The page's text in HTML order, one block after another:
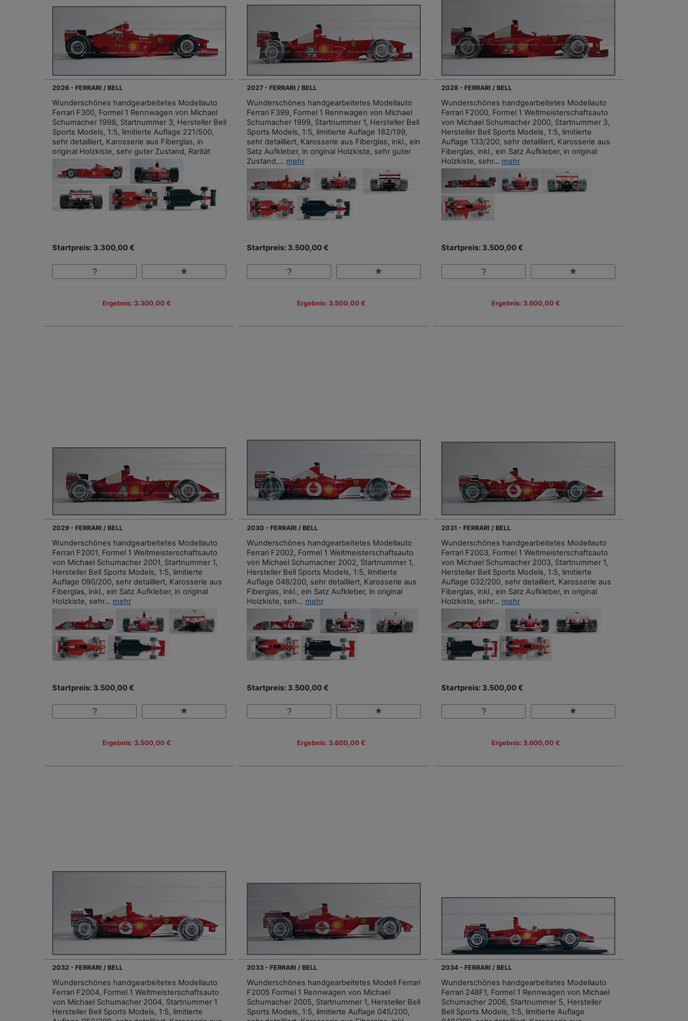
2026 - FERRARI / BELL
Wunderschönes handgearbeitetes Modellauto
Ferrari F300, Formel 1 Rennwagen von Michael
Schumacher 1998, Startnummer 3, Hersteller Bell
Sports Models, 1:5, limitierte Auflage 221/500,
sehr detailliert, Karosserie aus Fiberglas, in
original Holzkiste, sehr guter Zustand, Rarität
Startpreis: 3.300,00 €
Ergebnis: 3.300,00 €
2027 - FERRARI / BELL
Wunderschönes handgearbeitetes Modellauto
Ferrari F399, Formel 1 Rennwagen von Michael
Schumacher 1999, Startnummer 1, Hersteller Bell
Sports Models, 1:5, limitierte Auflage 182/199,
sehr detailliert, Karosserie aus Fiberglas, inkl., ein
Satz Aufkleber, in original Holzkiste, sehr guter
Zustand,... mehr
Startpreis: 3.500,00 €
Ergebnis: 3.500,00 €
2028 - FERRARI / BELL
Wunderschönes handgearbeitetes Modellauto
Ferrari F2000, Formel 1 Weltmeisterschaftsauto
von Michael Schumacher 2000, Startnummer 3,
Hersteller Bell Sports Models, 1:5, limitierte
Auflage 133/200, sehr detailliert, Karosserie aus
Fiberglas, inkl., ein Satz Aufkleber, in original
Holzkiste, sehr... mehr
Startpreis: 3.500,00 €
Ergebnis: 3.600,00 €
2029 - FERRARI / BELL
Wunderschönes handgearbeitetes Modellauto
Ferrari F2001, Formel 1 Weltmeisterschaftsauto
von Michael Schumacher 2001, Startnummer 1,
Hersteller Bell Sports Models, 1:5, limitierte
Auflage 090/200, sehr detailliert, Karosserie aus
Fiberglas, inkl., ein Satz Aufkleber, in original
Holzkiste, sehr... mehr
Startpreis: 3.500,00 €
Ergebnis: 3.500,00 €
2030 - FERRARI / BELL
Wunderschönes handgearbeitetes Modellauto
Ferrari F2002, Formel 1 Weltmeisterschaftsauto
von Michael Schumacher 2002, Startnummer 1,
Hersteller Bell Sports Models, 1:5, limitierte
Auflage 048/200, sehr detailliert, Karosserie aus
Fiberglas, inkl., ein Satz Aufkleber, in original
Holzkiste, seh... mehr
Startpreis: 3.500,00 €
Ergebnis: 3.600,00 €
2031 - FERRARI / BELL
Wunderschönes handgearbeitetes Modellauto
Ferrari F2003, Formel 1 Weltmeisterschaftsauto
von Michael Schumacher 2003, Startnummer 1,
Hersteller Bell Sports Models, 1:5, limitierte
Auflage 032/200, sehr detailliert, Karosserie aus
Fiberglas, inkl., ein Satz Aufkleber, in original
Holzkiste, sehr... mehr
Startpreis: 3.500,00 €
Ergebnis: 3.600,00 €
2032 - FERRARI / BELL
Wunderschönes handgearbeitetes Modellauto
Ferrari F2004, Formel 1 Weltmeisterschaftsauto
von Michael Schumacher 2004, Startnummer 1
Hersteller Bell Sports Models, 1:5, limitierte
2033 - FERRARI / BELL
Wunderschönes handgearbeitetes Modell Ferrari
F2005 Formel 1 Rennwagen von Michael
Schumacher 2005, Startnummer 1, Hersteller Bell
Sports Models, 1:5, limitierte Auflage 045/200,
2034 - FERRARI / BELL
Wunderschönes handgearbeitetes Modellauto
Ferrari 248F1, Formel 1 Rennwagen von Michael
Schumacher 2006, Startnummer 5, Hersteller
Bell Sports Models, 1:5, limitierte Auflage